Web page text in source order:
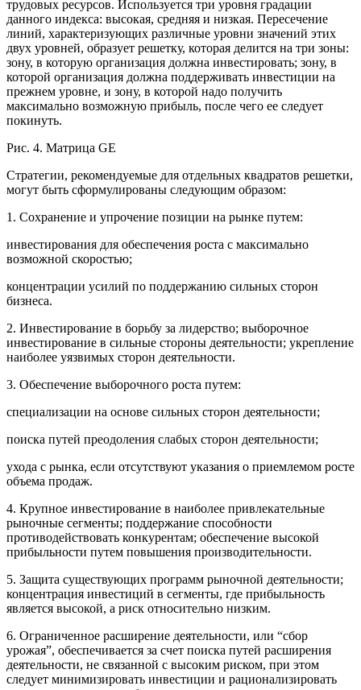
трудовых ресурсов. Используется три уровня градации
данного индекса: высокая, средняя и низкая. Пересечение
линий, характеризующих различные уровни значений этих
двух уровней, образует решетку, которая делится на три зоны:
зону, в которую организация должна инвестировать; зону, в
которой организация должна поддерживать инвестиции на
прежнем уровне, и зону, в которой надо получить
максимально возможную прибыль, после чего ее следует
покинуть.
Рис. 4. Матрица GE
Стратегии, рекомендуемые для отдельных квадратов решетки,
могут быть сформулированы следующим образом:
1. Сохранение и упрочение позиции на рынке путем:
инвестирования для обеспечения роста с максимально
возможной скоростью;
концентрации усилий по поддержанию сильных сторон
бизнеса.
2. Инвестирование в борьбу за лидерство; выборочное
инвестирование в сильные стороны деятельности; укрепление
наиболее уязвимых сторон деятельности.
3. Обеспечение выборочного роста путем:
специализации на основе сильных сторон деятельности;
поиска путей преодоления слабых сторон деятельности;
ухода с рынка, если отсутствуют указания о приемлемом росте
объема продаж.
4. Крупное инвестирование в наиболее привлекательные
рыночные сегменты; поддержание способности
противодействовать конкурентам; обеспечение высокой
прибыльности путем повышения производительности.
5. Защита существующих программ рыночной деятельности;
концентрация инвестиций в сегменты, где прибыльность
является высокой, а риск относительно низким.
6. Ограниченное расширение деятельности, или “сбор
урожая”, обеспечивается за счет поиска путей расширения
деятельности, не связанной с высоким риском, при этом
следует минимизировать инвестиции и рационализировать